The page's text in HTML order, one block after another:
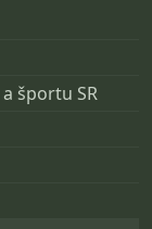
športu SR